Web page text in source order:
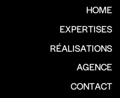
HOME
EXPERTISES
RÉALISATIONS
AGENCE
CONTACT